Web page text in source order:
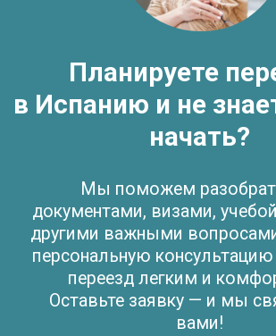
Юридическая информация